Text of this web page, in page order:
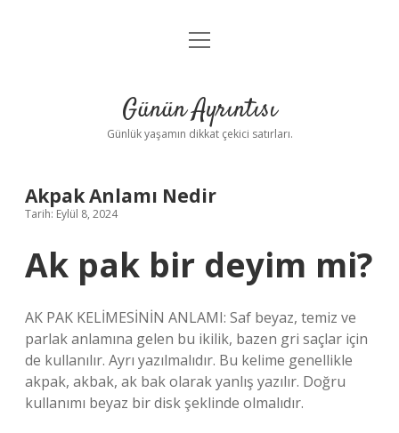
Anasayfa
Yasal Uyarı
menüyü
Günün Ayrıntısı
Günlük yaşamın dikkat çekici satırları.
Akpak Anlamı Nedir
Tarih: Eylül 8, 2024
Ak pak bir deyim mi?
AK PAK KELİMESİNİN ANLAMI: Saf beyaz, temiz ve
parlak anlamına gelen bu ikilik, bazen gri saçlar için
de kullanılır. Ayrı yazılmalıdır. Bu kelime genellikle
akpak, akbak, ak bak olarak yanlış yazılır. Doğru
kullanımı beyaz bir disk şeklinde olmalıdır.